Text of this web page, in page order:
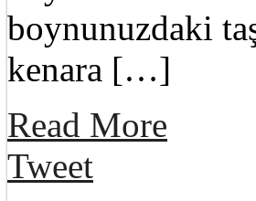
boynunuzdaki
kenara […]
Read More
Tweet